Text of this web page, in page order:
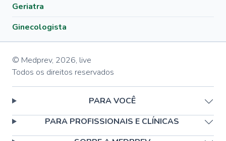
Geriatra
Ginecologista
© Medprev, 2026, live
Todos os direitos reservados
PARA VOCÊ
PARA PROFISSIONAIS E CLÍNICAS